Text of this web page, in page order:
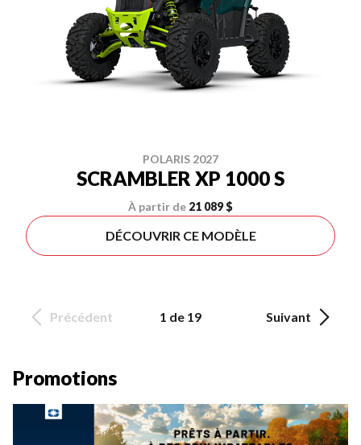
POLARIS 2027
SCRAMBLER XP 1000 S
À partir de 21 089 $
DÉCOUVRIR CE MODÈLE
Précédent 1 de 19 Suivant
Promotions